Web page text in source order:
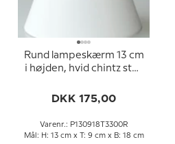
Rund lampeskærm 13 cm
i højden, hvid chintz stof
Apoteker reollampe nr.
DKK 175,00
Varenr.: P130918T3300R
Mål: H: 13 cm x T: 9 cm x B: 18 cm